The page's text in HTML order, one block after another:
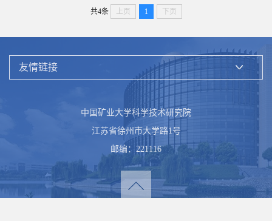
共4条 上页 1 下页
中国矿业大学科学技术研究院
江苏省徐州市大学路1号
邮编：221116